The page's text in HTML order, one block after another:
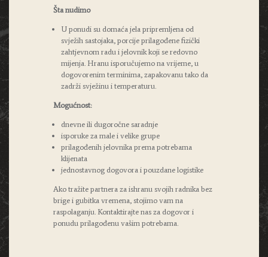
Šta nudimo
U ponudi su domaća jela pripremljena od
svježih sastojaka, porcije prilagođene fizički
zahtjevnom radu i jelovnik koji se redovno
mijenja. Hranu isporučujemo na vrijeme, u
dogovorenim terminima, zapakovanu tako da
zadrži svježinu i temperaturu.
Mogućnost:
dnevne ili dugoročne saradnje
isporuke za male i velike grupe
prilagođenih jelovnika prema potrebama
klijenata
jednostavnog dogovora i pouzdane logistike
Ako tražite partnera za ishranu svojih radnika bez
brige i gubitka vremena, stojimo vam na
raspolaganju. Kontaktirajte nas za dogovor i
ponudu prilagođenu vašim potrebama.